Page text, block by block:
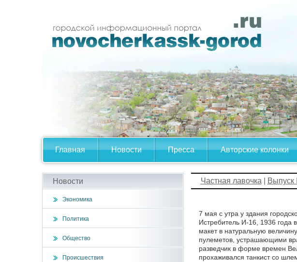
Главная Новости Пресса Авторские колонки
Новости
Экономика
Политика
Общество
Происшествия
Частная лавочка Выпуск
7 мая с утра у здания
Истребитель И-16, 1936
макет в натуральную
пулеметов, устрашающими
разведчик в форме времен
прохаживался танкист со